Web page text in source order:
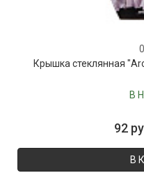
Крышка стеклянная
В
92
В